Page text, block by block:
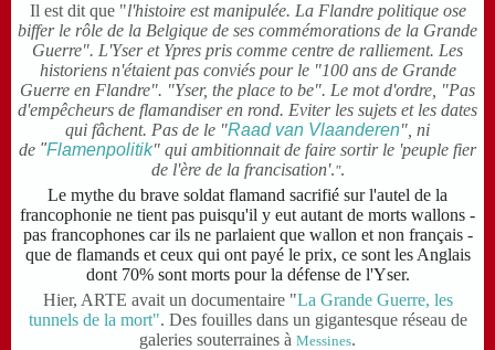
Il est dit que "l'histoire est manipulée. La Flandre politique ose
biffer le rôle de la Belgique de ses commémorations de la Grande
Guerre". L'Yser et Ypres pris comme centre de ralliement. Les
historiens n'étaient pas conviés pour le "100 ans de Grande
Guerre en Flandre". "Yser, the place to be". Le mot d'ordre, "Pas
d'empêcheurs de flamandiser en rond. Eviter les sujets et les dates
qui fâchent. Pas de le "Raad van Vlaanderen", ni
de "Flamenpolitik" qui ambitionnait de faire sortir le 'peuple fier
de l'ère de la francisation'.".
Le mythe du brave soldat flamand sacrifié sur l'autel de la
francophonie ne tient pas puisqu'il y eut autant de morts wallons -
pas francophones car ils ne parlaient que wallon et non français -
que de flamands et ceux qui ont payé le prix, ce sont les Anglais
dont 70% sont morts pour la défense de l'Yser.
Hier, ARTE avait un documentaire"La Grande Guerre, les
tunnels de la mort". Des fouilles dans un gigantesque réseau de
galeries souterraines à Messines.